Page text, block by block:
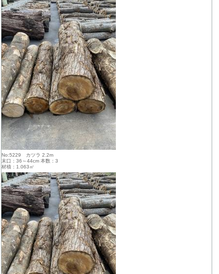
No:5229 カツラ 2.2m
末口：36～44cm 本数：3
材積：1.063㎥